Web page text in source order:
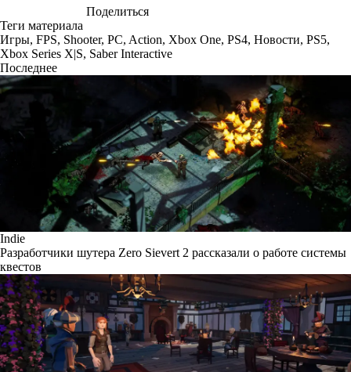
Поделиться
Теги материала
Игры, FPS, Shooter, PC, Action, Xbox One, PS4, Новости, PS5,
Xbox Series X|S, Saber Interactive
Последнее
Indie
Разработчики шутера Zero Sievert 2 рассказали о работе системы
квестов